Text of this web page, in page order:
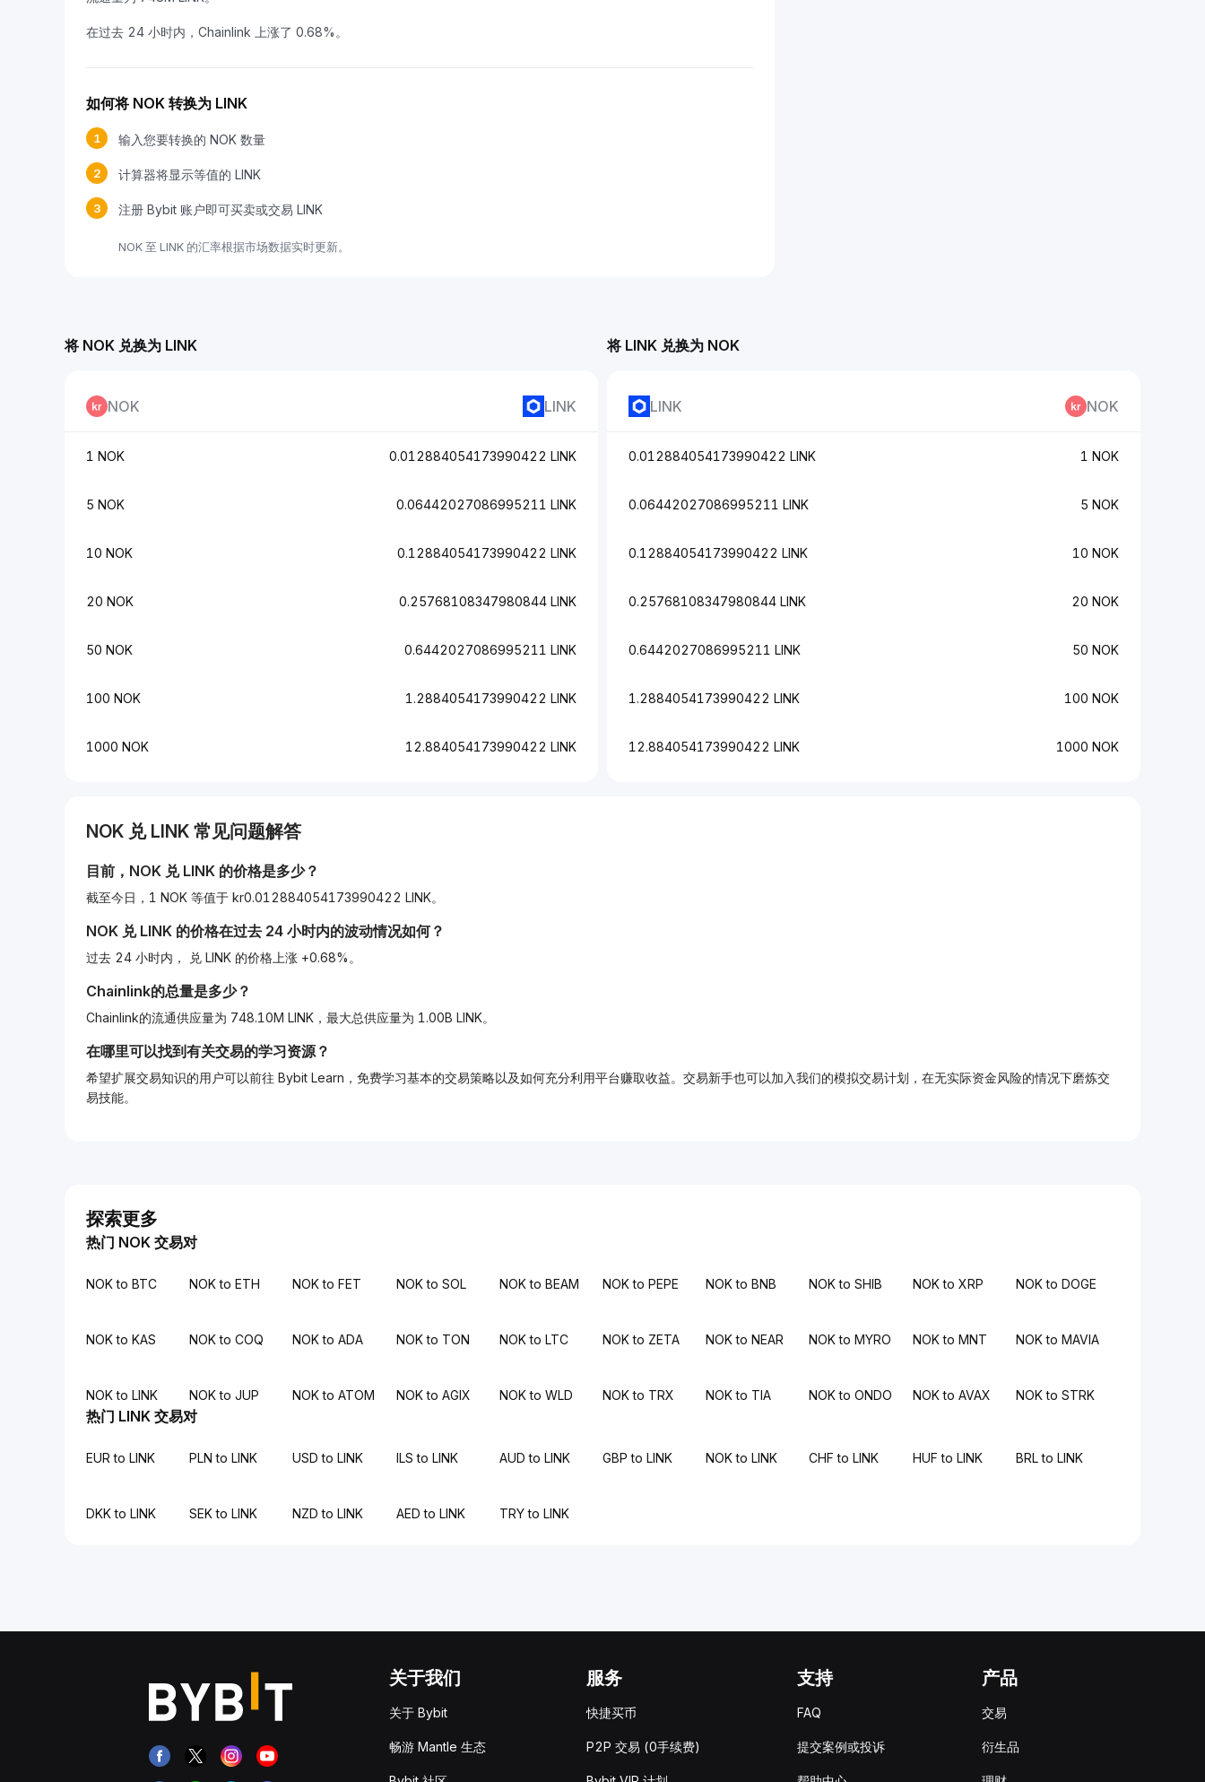
在过去 24 小时内，Chainlink 上涨了 0.68%。
如何将 NOK 转换为 LINK
1 输入您要转换的 NOK 数量
2 计算器将显示等值的 LINK
3 注册 Bybit 账户即可买卖或交易 LINK
NOK 至 LINK 的汇率根据市场数据实时更新。
将 LINK 兑换为 NOK
LINK NOK
0.012884054173990422 LINK 1 NOK
0.06442027086995211 LINK 5 NOK
0.12884054173990422 LINK 10 NOK
0.25768108347980844 LINK 20 NOK
0.6442027086995211 LINK 50 NOK
1.2884054173990422 LINK 100 NOK
12.884054173990422 LINK 1000 NOK
将 NOK 兑换为 LINK
NOK LINK
1 NOK 0.012884054173990422 LINK
5 NOK 0.06442027086995211 LINK
10 NOK 0.12884054173990422 LINK
20 NOK 0.25768108347980844 LINK
50 NOK 0.6442027086995211 LINK
100 NOK 1.2884054173990422 LINK
1000 NOK 12.884054173990422 LINK
NOK 兑 LINK 常见问题解答
目前， NOK 兑 LINK 的价格是多少？
截至今日，1 NOK 等值于 kr0.012884054173990422 LINK。
NOK 兑 LINK 的价格在过去 24 小时内的波动情况如何？
过去 24 小时内， 兑 LINK 的价格上涨 +0.68%。
Chainlink的总量是多少？
Chainlink的流通供应量为 748.10M LINK，最大总供应量为 1.00B LINK。
在哪里可以找到有关交易的学习资源？
希望扩展交易知识的用户可以前往 Bybit Learn，免费学习基本的交易策略以及如何充分利用平台赚取收益。交易新手也可以加入我们的模拟交易计划，在无实际资金风险的情况下磨炼交
易技能。
探索更多
热门 NOK 交易对
NOK to BTC NOK to ETH NOK to FET NOK to SOL NOK to BEAM NOK to PEPE NOK to BNB NOK to SHIB NOK to XRP NOK to DOGE
NOK to KAS NOK to COQ NOK to ADA NOK to TON NOK to LTC NOK to ZETA NOK to NEAR NOK to MYRO NOK to MNT NOK to MAVIA
NOK to LINK NOK to JUP NOK to ATOM NOK to AGIX NOK to WLD NOK to TRX NOK to TIA NOK to ONDO NOK to AVAX NOK to STRK
热门 LINK 交易对
EUR to LINK PLN to LINK USD to LINK ILS to LINK AUD to LINK GBP to LINK NOK to LINK CHF to LINK HUF to LINK BRL to LINK
DKK to LINK SEK to LINK NZD to LINK AED to LINK TRY to LINK
关于我们
关于 Bybit
畅游 Mantle 生态
服务
快捷买币
P2P 交易 (0手续费)
支持
FAQ
提交案例或投诉
产品
交易
衍生品